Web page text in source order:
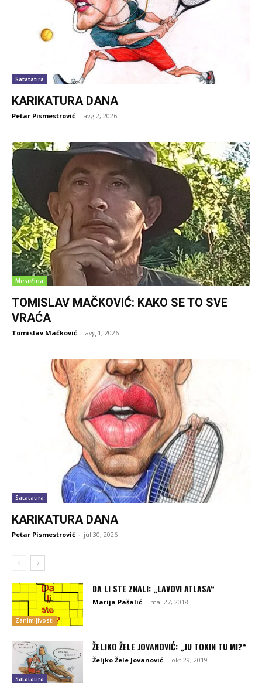
Satatatira
KARIKATURA DANA
Petar Pismestrović - avg 2, 2026
Mesečina
TOMISLAV MAČKOVIĆ: KAKO SE TO SVE
VRAĆA
Tomislav Mačković - avg 1, 2026
Satatatira
KARIKATURA DANA
Petar Pismestrović - jul 30, 2026
Zanimljivosti
DA LI STE ZNALI: „LAVOVI ATLASA“
Marija Pašalić - maj 27, 2018
Satatatira
ŽELJKO ŽELE JOVANOVIĆ: „JU TOKIN TU MI?“
Željko Žele Jovanović - okt 29, 2019